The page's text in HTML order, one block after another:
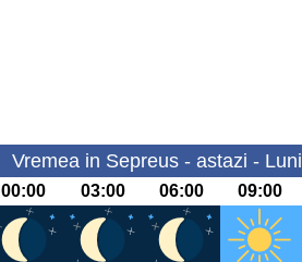
Vremea in Sepreus - astazi -
00:00 03:00 06:00 09:00